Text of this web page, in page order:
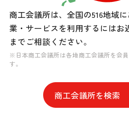
商工会議所は、全国の516地域に
業・サービスを利用するにはお
までご相談ください。
※日本商工会議所は各地商工会議所を会
す。
商工会議所を検索